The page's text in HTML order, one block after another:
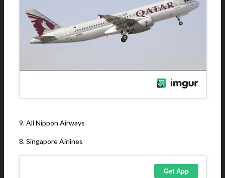
9. All Nippon Airways
8. Singapore Airlines